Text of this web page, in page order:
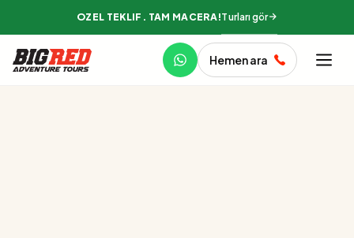
ÖZEL TEKLIF. TAM MACERA!Turları gör
Hemen ara